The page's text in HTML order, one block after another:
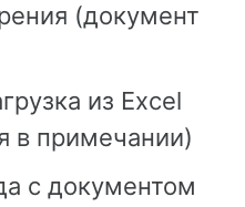
(документ
из Excel
в примечании)
с документом